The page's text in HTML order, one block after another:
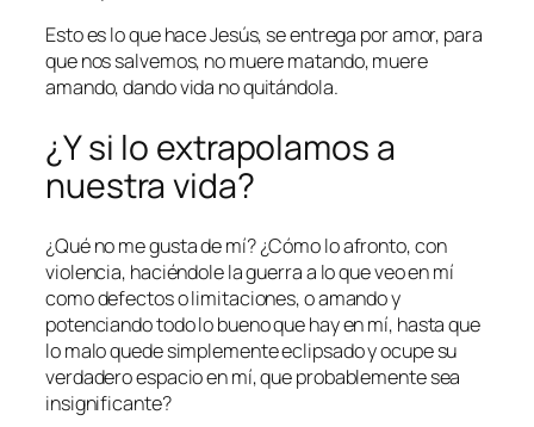
Esto es lo que hace Jesús, se entrega por amor, para
que nos salvemos, no muere matando, muere
amando, dando vida no quitándola.
¿Y si lo extrapolamos a
nuestra vida?
¿Qué no me gusta de mí? ¿Cómo lo afronto, con
violencia, haciéndole la guerra a lo que veo en mí
como defectos o limitaciones, o amando y
potenciando todo lo bueno que hay en mí, hasta que
lo malo quede simplemente eclipsado y ocupe su
verdadero espacio en mí, que probablemente sea
insignificante?